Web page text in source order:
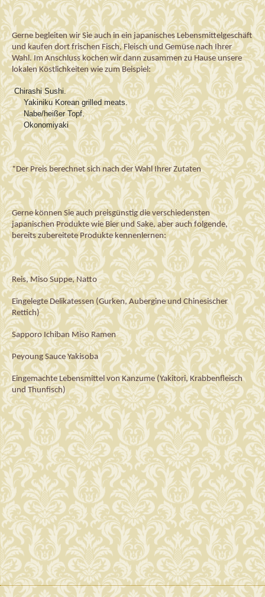
Gerne begleiten wir Sie auch in ein japanisches Lebensmittelgeschäft
und kaufen dort frischen Fisch, Fleisch und Gemüse nach Ihrer
Wahl. Im Anschluss kochen wir dann zusammen zu Hause unsere
lokalen Köstlichkeiten wie zum Beispiel:
Chirashi Sushi.
Yakiniku Korean grilled meats.
Nabe/heißer Topf.
Okonomiyaki
*Der Preis berechnet sich nach der Wahl Ihrer Zutaten
Gerne können Sie auch preisgünstig die verschiedensten
japanischen Produkte wie Bier und Sake, aber auch folgende,
bereits zubereitete Produkte kennenlernen:
Reis, Miso Suppe, Natto
Eingelegte Delikatessen (Gurken, Aubergine und Chinesischer
Rettich)
Sapporo Ichiban Miso Ramen
Peyoung Sauce Yakisoba
Eingemachte Lebensmittel von Kanzume (Yakitori, Krabbenfleisch
und Thunfisch)